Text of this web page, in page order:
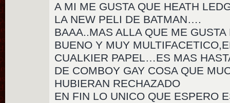
A MI ME GUSTA QUE HEATH
LA NEW PELI DE BATMAN….
BAAA..MAS ALLA QUE ME
BUENO Y MUY
CUALKIER PAPEL…ES MAS
DE COMBOY GAY COSA QUE
HUBIERAN RECHAZADO
EN FIN LO UNICO QUE ESPERO